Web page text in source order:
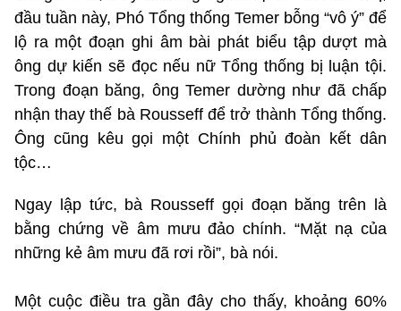
đầu tuần này, Phó Tổng thống Temer bỗng “vô ý” để
lộ ra một đoạn ghi âm bài phát biểu tập dượt mà
ông dự kiến sẽ đọc nếu nữ Tổng thống bị luận tội.
Trong đoạn băng, ông Temer dường như đã chấp
nhận thay thế bà Rousseff để trở thành Tổng thống.
Ông cũng kêu gọi một Chính phủ đoàn kết dân
tộc…
Ngay lập tức, bà Rousseff gọi đoạn băng trên là
bằng chứng về âm mưu đảo chính. “Mặt nạ của
những kẻ âm mưu đã rơi rồi”, bà nói.
Một cuộc điều tra gần đây cho thấy, khoảng 60%